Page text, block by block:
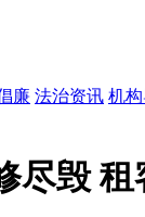
廉 法治资讯 机
尽毁